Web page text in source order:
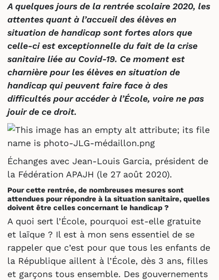
A quelques jours de la rentrée scolaire 2020, les
attentes quant à l’accueil des élèves en
situation de handicap sont fortes alors que
celle-ci est exceptionnelle du fait de la crise
sanitaire liée au Covid-19. Ce moment est
charnière pour les élèves en situation de
handicap qui peuvent faire face à des
difficultés pour accéder à l’École, voire ne pas
jouir de ce droit.
Échanges avec Jean-Louis Garcia, président de
la Fédération APAJH (le 27 août 2020).
Pour cette rentrée, de nombreuses mesures sont
attendues pour répondre à la situation sanitaire, quelles
doivent être celles concernant le handicap ?
A quoi sert l’École, pourquoi est-elle gratuite
et laïque ? Il est à mon sens essentiel de se
rappeler que c’est pour que tous les enfants de
la République aillent à l’École, dès 3 ans, filles
et garçons tous ensemble. Des gouvernements